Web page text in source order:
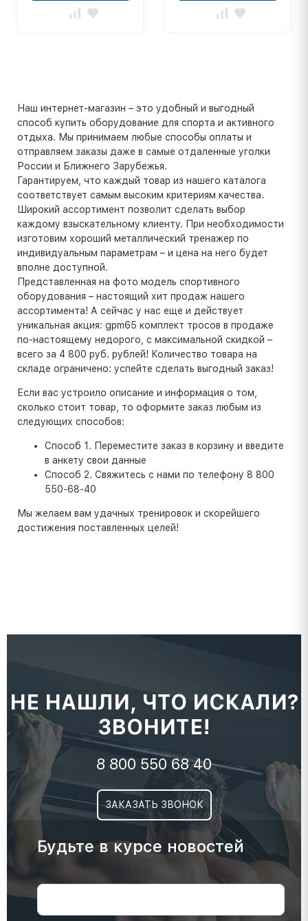
Наш интернет-магазин – это удобный и выгодный
способ купить оборудование для спорта и активного
отдыха. Мы принимаем любые способы оплаты и
отправляем заказы даже в самые отдаленные уголки
России и Ближнего Зарубежья.
Гарантируем, что каждый товар из нашего каталога
соответствует самым высоким критериям качества.
Широкий ассортимент позволит сделать выбор
каждому взыскательному клиенту. При необходимости
изготовим хороший металлический тренажер по
индивидуальным параметрам – и цена на него будет
вполне доступной.
Представленная на фото модель спортивного
оборудования – настоящий хит продаж нашего
ассортимента! А сейчас у нас еще и действует
уникальная акция: gpm65 комплект тросов в продаже
по-настоящему недорого, с максимальной скидкой –
всего за 4 800 руб. рублей! Количество товара на
складе ограничено: успейте сделать выгодный заказ!
Если вас устроило описание и информация о том,
сколько стоит товар, то оформите заказ любым из
следующих способов:
Способ 1. Переместите заказ в корзину и введите
в анкету свои данные
Способ 2. Свяжитесь с нами по телефону 8 800
550-68-40
Мы желаем вам удачных тренировок и скорейшего
достижения поставленных целей!
НЕ НАШЛИ, ЧТО ИСКАЛИ?
ЗВОНИТЕ!
8 800 550 68 40
ЗАКАЗАТЬ ЗВОНОК
Будьте в курсе новостей